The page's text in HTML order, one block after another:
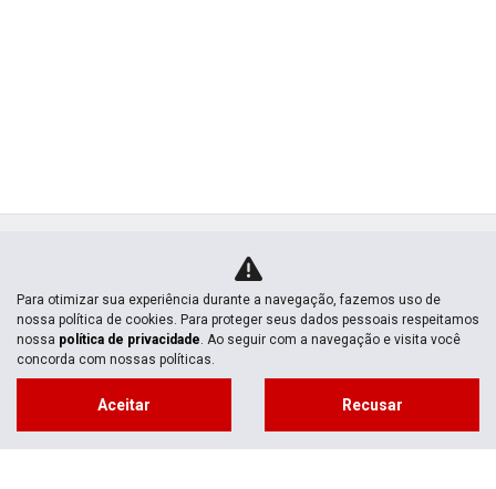
Mapa do site
Para otimizar sua experiência durante a navegação, fazemos uso de
nossa política de cookies. Para proteger seus dados pessoais respeitamos
nossa política de privacidade. Ao seguir com a navegação e visita você
concorda com nossas políticas.
Aceitar Recusar